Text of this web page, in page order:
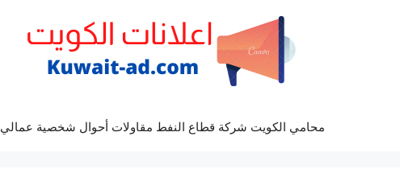
محامي الكويت شركة قطاع النفط مقاولات أحوال شخصية عمالي